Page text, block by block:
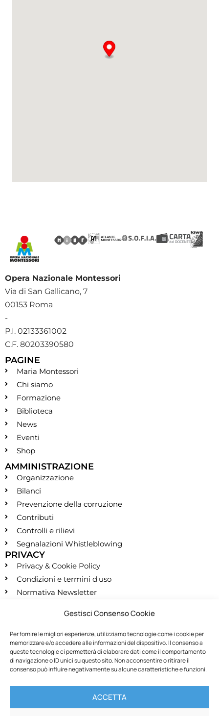
Gestisci Consenso Cookie
Per fornire le migliori esperienze, utilizziamo tecnologie come i cookie per
memorizzare e/o accedere alle informazioni del dispositivo. Il consenso a
queste tecnologie ci permetterà di elaborare dati come il comportamento
di navigazione o ID unici su questo sito. Non acconsentire o ritirare il
consenso può influire negativamente su alcune caratteristiche e funzioni.
ACCETTA
Opera Nazionale Montessori
Via di San Gallicano, 7
00153 Roma
-
P.I. 02133361002
C.F. 80203390580
PAGINE
Maria Montessori
Chi siamo
Formazione
Biblioteca
News
Eventi
Shop
AMMINISTRAZIONE
Organizzazione
Bilanci
Prevenzione della corruzione
Contributi
Controlli e rilievi
Segnalazioni Whistleblowing
PRIVACY
Privacy & Cookie Policy
Condizioni e termini d'uso
Normativa Newsletter
segreteria@montessori.it
(+39) 06.584.865
(+39) 06.587.959
SOCIALS